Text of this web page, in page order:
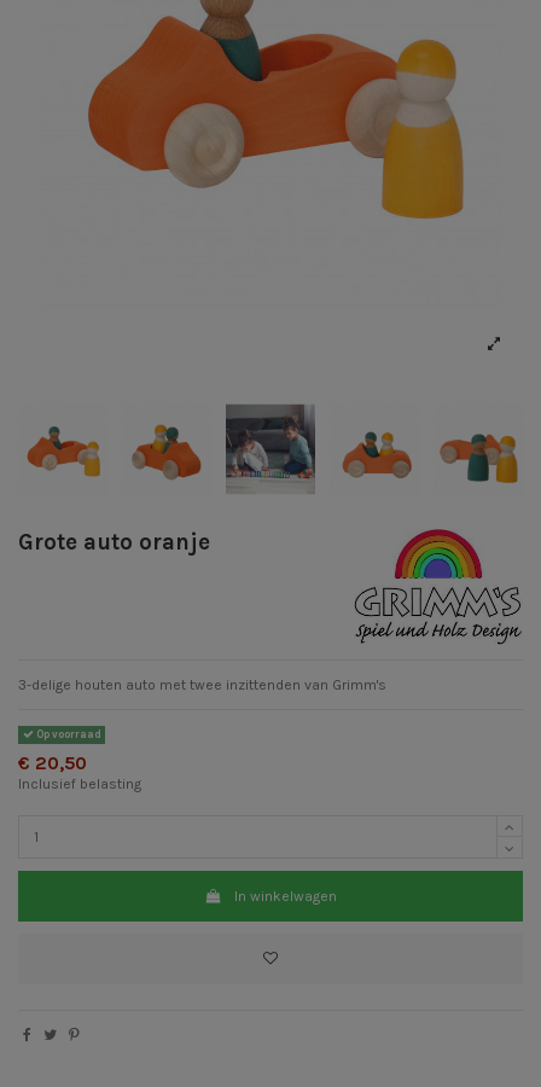
Grote auto oranje
3-delige houten auto met twee inzittenden van Grimm's
Op voorraad
€ 20,50
Inclusief belasting
In winkelwagen